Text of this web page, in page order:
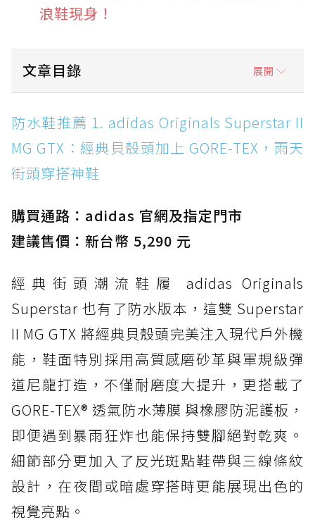
浪鞋現身！
文章目錄 展開
防水鞋推薦 1. adidas Originals Superstar II
MG GTX：經典貝殼頭加上 GORE-TEX，雨天街
頭穿搭神鞋
防水鞋推薦 2. New Balance Hierro v9 GORE-
防水鞋推薦 3. Nike Dunk Low GORE-TEX：
經典 Dunk 輪廓加上防水科技，雨天穿搭帥度不
打折
防水鞋推薦 4. ASICS TRABUCO 14 GTX：搭
載 GORE-TEX 隱形貼合科技，全方位防水神鞋
防水鞋推薦 5. Salomon XT-6 GORE-TEX：潮
人必備山系鞋王！防滑、防水與街頭顏值一次攻
頂
防水鞋推薦 6. HOKA Stinson Evo GTX：越野
復刻厚底，GORE-TEX 防水與增高神器一次滿
黃靴同級頂級防水，輕量化工裝健走鞋雨天必備
防水鞋推薦 7. Timberland Motion Access：
黃靴同級頂級防水，輕量化工裝健走鞋雨天必備
防水鞋推薦 1. adidas Originals Superstar II
MG GTX：經典貝殼頭加上 GORE-TEX，雨天
街頭穿搭神鞋
購買通路：adidas 官網及指定門市
建議售價：新台幣 5,290 元
經典街頭潮流鞋履 adidas Originals
Superstar 也有了防水版本，這雙 Superstar
II MG GTX 將經典貝殼頭完美注入現代戶外機
能，鞋面特別採用高質感磨砂革與軍規級彈
道尼龍打造，不僅耐磨度大提升，更搭載了
GORE-TEX® 透氣防水薄膜 與橡膠防泥護板，
即便遇到暴雨狂炸也能保持雙腳絕對乾爽。
細節部分更加入了反光斑點鞋帶與三線條紋
設計，在夜間或暗處穿搭時更能展現出色的
視覺亮點。